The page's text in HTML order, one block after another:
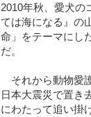
2010年秋、愛犬の
ては海になる』の
命」をテーマにし
だ。
それから動物愛
日本大震災で置き
にわたって追い掛